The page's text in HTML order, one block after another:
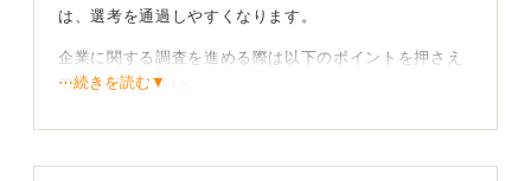
は、選考を通過しやすくなります。
企業に関する調査を進める際は以下のポイントを押さえ
て進めてください。
⋯続きを読む▼